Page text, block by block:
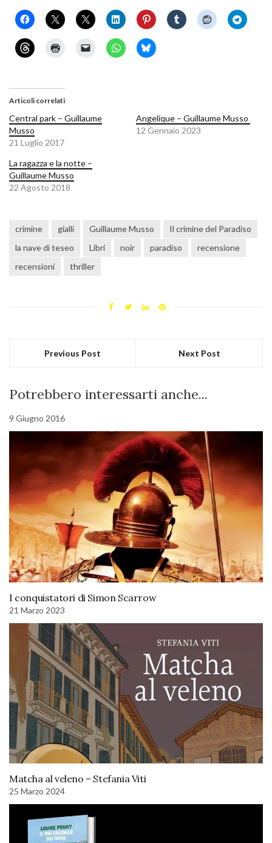
Articoli correlati
Central park – Guillaume
Musso
21 Luglio 2017
Angelique – Guillaume Musso
12 Gennaio 2023
La ragazza e la notte –
Guillaume Musso
22 Agosto 2018
crimine gialli Guillaume Musso
Il crimine del Paradiso
la nave di teseo
Libri noir paradiso
recensione
recensioni
thriller
Previous Post Next Post
Potrebbero interessarti anche...
9 Giugno 2016
I conquistatori di Simon Scarrow
21 Marzo 2023
Matcha al veleno – Stefania Viti
25 Marzo 2024